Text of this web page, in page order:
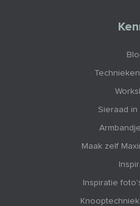
Sieraad
Maak zelf
Inspiratie